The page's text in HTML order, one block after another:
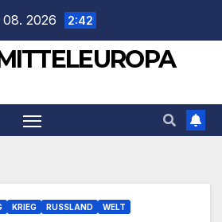
2026 2:42
KRIEG RUSSLAND WELT